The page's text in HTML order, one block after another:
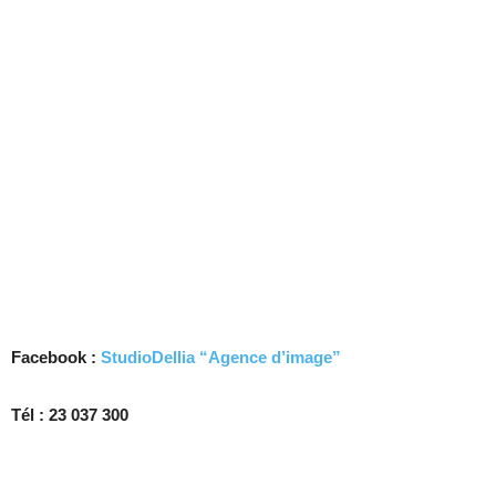
Facebook : StudioDellia “Agence d’image”
Tél : 23 037 300